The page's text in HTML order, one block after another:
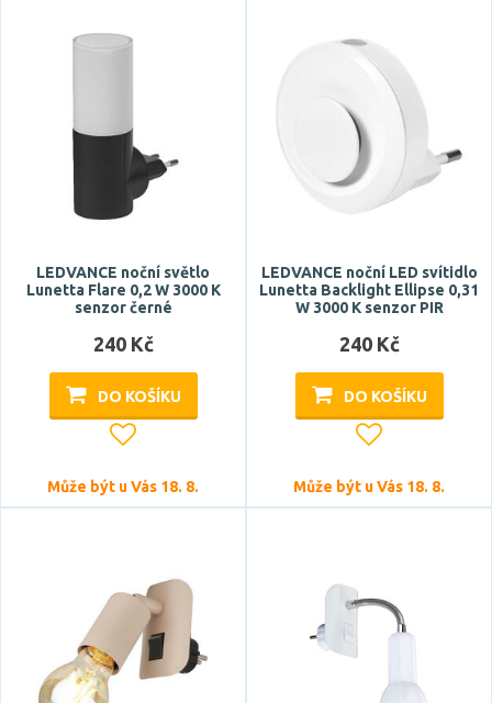
Napětí / napájení
RGB
studená denní bílá
teplá bílá
Teplota barvy
Světelný tok celkový
LEDVANCE noční světlo
Lunetta Flare 0,2 W 3000 K
senzor černé
240 Kč
DO KOŠÍKU
Může být u Vás 18. 8.
LEDVANCE noční LED svítidlo
Lunetta Backlight Ellipse 0,31
W 3000 K senzor PIR
240 Kč
DO KOŠÍKU
Může být u Vás 18. 8.